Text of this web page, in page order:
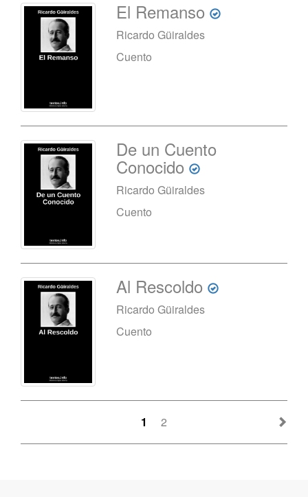
El Remanso
Ricardo Güiraldes
Cuento
De un Cuento
Conocido
Ricardo Güiraldes
Cuento
Al Rescoldo
Ricardo Güiraldes
Cuento
1 2